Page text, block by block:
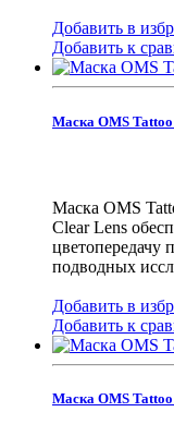
Добавить в
Добавить к
Маска OMS
Маска OMS
Clear Lens
цветопередачу
подводных
Добавить в
Добавить к
Маска OMS